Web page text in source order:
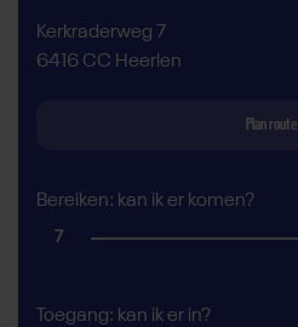
Kerkraderweg 7
6416 CC Heerlen
Plan route
Bereiken: kan ik er komen?
7
Toegang: kan ik er in?